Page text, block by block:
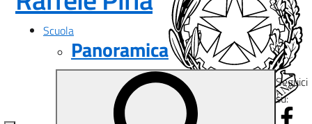
Scuola
Panoramica
Presentazione
Le persone
Seguici
su: